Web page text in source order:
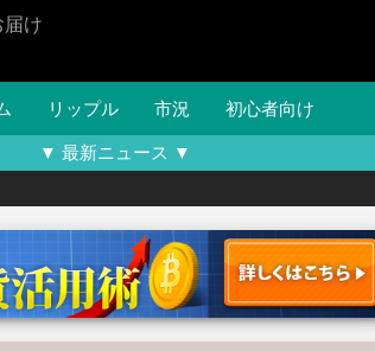
届け
リップル 市況 初心者向け
▼ 最新ニュース ▼